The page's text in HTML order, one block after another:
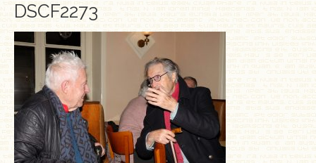
HISTOIRE ET SOCIÉTÉ
ESSAIS
LE FRANÇAIS EN HÉRITAGE
SOCIÉTÉ, HISTOIRE ET MÉDECINE
DSCF2273